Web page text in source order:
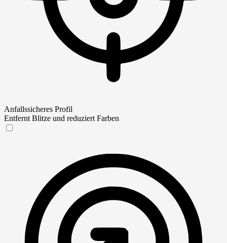
Anfallssicheres Profil
Entfernt Blitze und reduziert Farben